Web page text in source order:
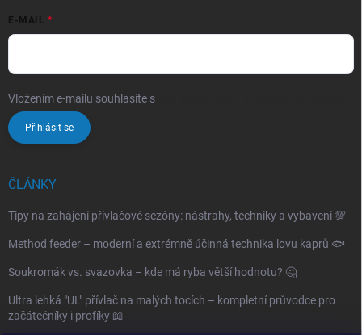
E-MAIL
Vložením e-mailu souhlasíte s
Přihlásit se
ČLÁNKY
Tipy na zahájení přívlačové sezóny: nástrahy, techniky a vybavení 💯
Method feeder – moderní a extrémně účinná technika lovu kaprů 🐟
Soukromák vs. svazovka – kde má ryba větší hodnotu? 🤔
Ultra lehká "UL" přívlač na malých tocích – kompletní průvodce pro
začátečníky i profíky 📖